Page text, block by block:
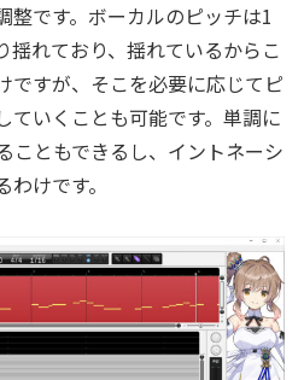
整です。ボーカルのピッチは1
揺れており、揺れているからこ
ですが、そこを必要に応じてピ
ていくことも可能です。単調に
こともできるし、イントネーシ
けです。